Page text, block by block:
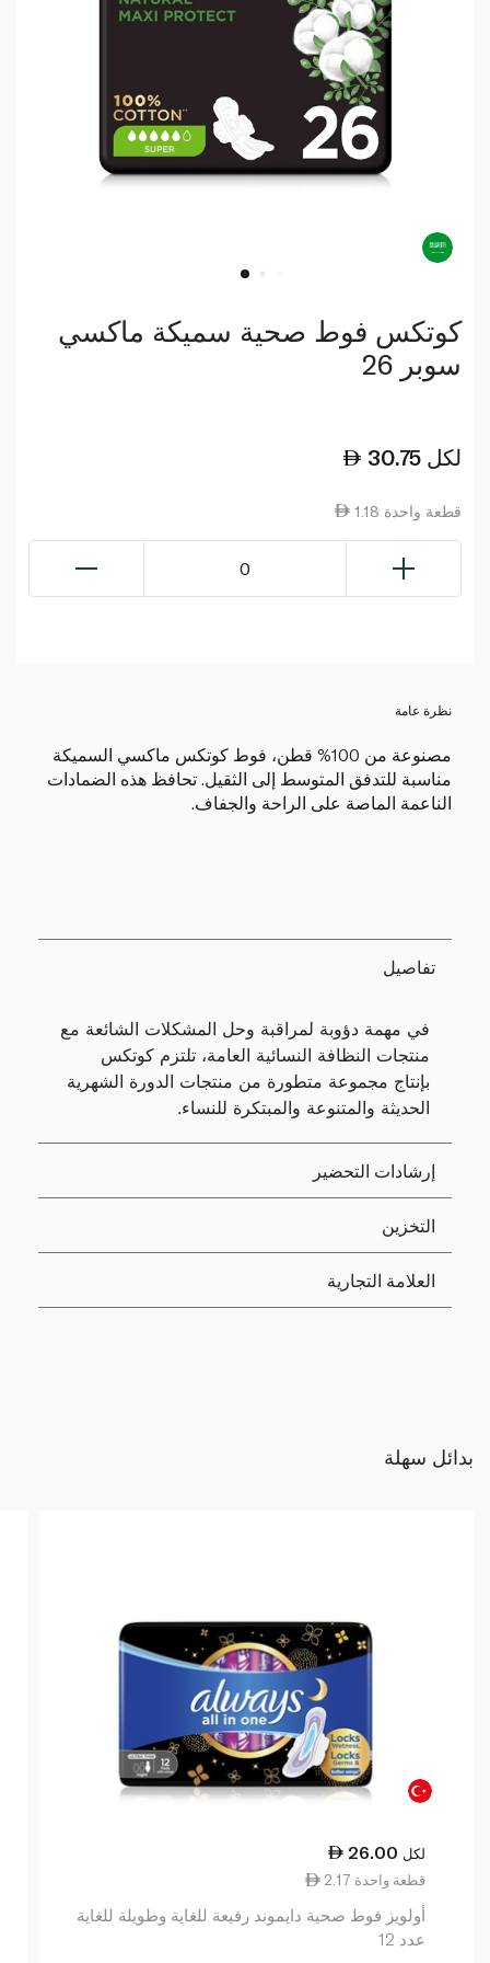
كوتكس فوط صحية سميكة ماكسي
سوبر 26
30.75 لكل
1.18 قطعة واحدة
0
نظرة عامة
مصنوعة من 100% قطن، فوط كوتكس ماكسي السميكة
مناسبة للتدفق المتوسط إلى الثقيل. تحافظ هذه الضمادات
الناعمة الماصة على الراحة والجفاف.
تفاصيل
في مهمة دؤوبة لمراقبة وحل المشكلات الشائعة مع
منتجات النظافة النسائية العامة، تلتزم كوتكس
بإنتاج مجموعة متطورة من منتجات الدورة الشهرية
الحديثة والمتنوعة والمبتكرة للنساء.
إرشادات التحضير
التخزين
العلامة التجارية
بدائل سهلة
26.00 لكل
2.17 قطعة واحدة
أولويز فوط صحية دايموند رفيعة للغاية وطويلة للغاية
عدد 12